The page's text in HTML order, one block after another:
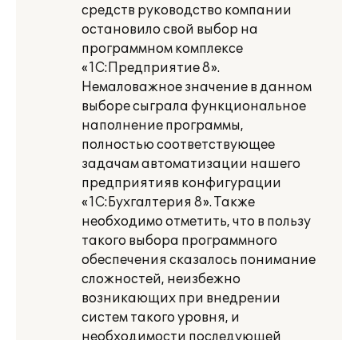
средств руководство компании
остановило свой выбор на
программном комплексе
«1С:Предприятие 8».
Немаловажное значение в данном
выборе сыграла функциональное
наполнение программы,
полностью соответствующее
задачам автоматизации нашего
предприятияв конфигурации
«1C:Бухгалтерия 8». Также
необходимо отметить, что в пользу
такого выбора программного
обеспечения сказалось понимание
сложностей, неизбежно
возникающих при внедрении
систем такого уровня, и
необходимости последующей